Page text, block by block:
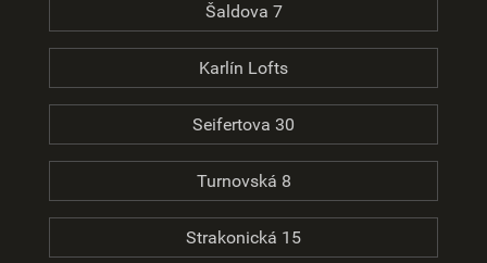
Šaldova 7
Karlín Lofts
Seifertova 30
Turnovská 8
Strakonická 15